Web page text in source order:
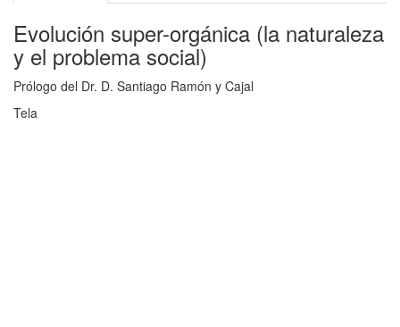
Evolución super-orgánica (la naturaleza
y el problema social)
Prólogo del Dr. D. Santiago Ramón y Cajal
Tela